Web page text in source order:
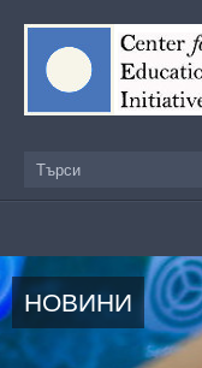
Търси
НОВИНИ